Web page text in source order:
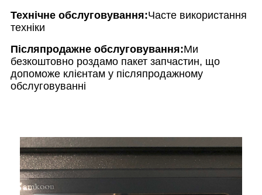
Технічне обслуговування:Часте використання
техніки
Післяпродажне обслуговування:Ми
безкоштовно роздамо пакет запчастин, що
допоможе клієнтам у післяпродажному
обслуговуванні